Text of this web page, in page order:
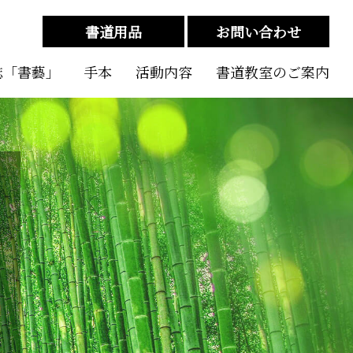
書道用品
お問い合わせ
書藝」
手本 活動内容 書道教室のご案内